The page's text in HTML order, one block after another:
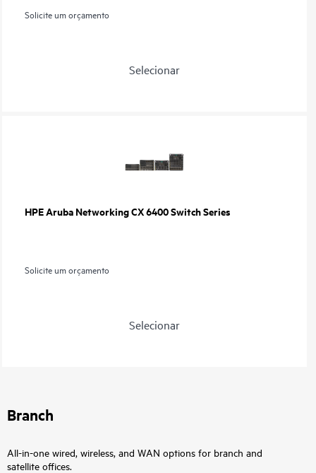
Solicite um orçamento
Selecionar
HPE Aruba Networking CX 6400 Switch Series
Solicite um orçamento
Selecionar
Branch
All-in-one wired, wireless, and WAN options for branch and
satellite offices.